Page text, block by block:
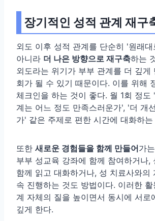
장기적인 성적 관계 재구
외도 이후 성적 관계를 단순히 '원래
아니라 더 나은 방향으로 재구축하는
외도라는 위기가 부부 관계를 더 깊게
회가 될 수 있기 때문이다. 이를 위해
체크인을 하는 것이 좋다. 월 1회 정도
계는 어느 정도 만족스러운가', '더 개
가' 같은 주제로 편한 시간에 대화하는
또한 새로운 경험들을 함께 만들어가
부부 성교육 강좌에 함께 참여하거나,
함께 읽고 대화하거나, 성 치료사와의
속 진행하는 것도 방법이다. 이러한
계 자체의 질을 높이면서 동시에 서로
깊게 한다.